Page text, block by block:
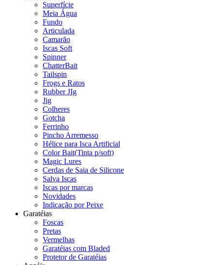
Superfície
Meia Água
Fundo
Articulada
Camarão
Iscas Soft
Spinner
ChatterBait
Tailspin
Frogs e Ratos
Rubber JIg
Jig
Colheres
Gotcha
Ferrinho
Pincho Arremesso
Hélice para Isca Artificial
Color Bait(Tinta p/soft)
Magic Lures
Cerdas de Saia de Silicone
Salva Iscas
Iscas por marcas
Novidades
Indicação por Peixe
Garatéias
Foscas
Pretas
Vermelhas
Garatéias com Bladed
Protetor de Garatéias